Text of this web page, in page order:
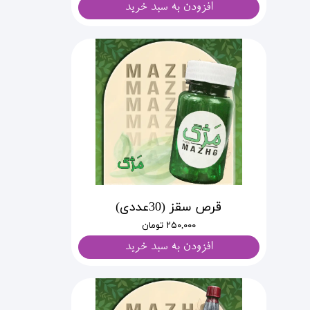
افزودن به سبد خرید
قرص سقز (30عددی)
۲۵۰,۰۰۰ تومان
افزودن به سبد خرید